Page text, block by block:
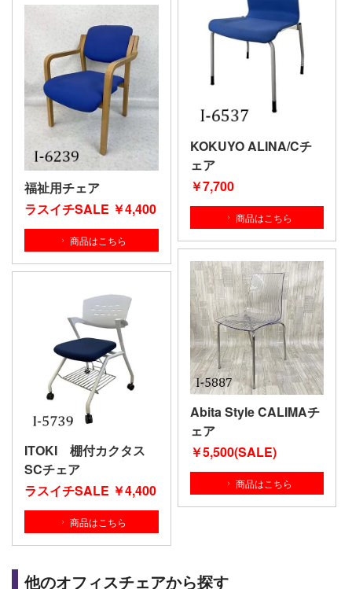
KOKUYO ALINA/Cチ
ェア
￥7,700
商品はこちら
福祉用チェア
ラスイチSALE ￥4,400
商品はこちら
Abita Style CALIMAチ
ェア
￥5,500(SALE)
商品はこちら
ITOKI 棚付カクタス
SCチェア
ラスイチSALE ￥4,400
商品はこちら
他のオフィスチェアから探す